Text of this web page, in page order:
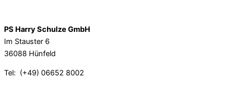
PS Harry Schulze GmbH
Im Stauster 6
36088 Hünfeld
Tel: (+49) 06652 8002